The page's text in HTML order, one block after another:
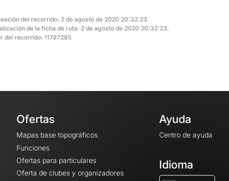
del recorrido: 2 de agosto de 2020 20:32:23.
de la ficha de ruta: 2 de agosto de 2020 20:32:23.
del recorrido: 11797285
Ofertas
Mapas base topográficos
Funciones
Ofertas para particulares
Oferta de clubes y organizadores
Ayuda
Centro de ayuda
Idioma